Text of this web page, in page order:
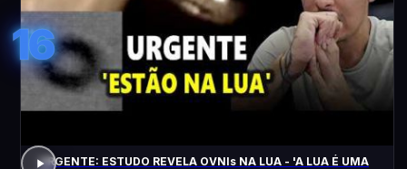
16
URGENTE: ESTUDO REVELA OVNIs NA LUA - 'A LUA É UMA